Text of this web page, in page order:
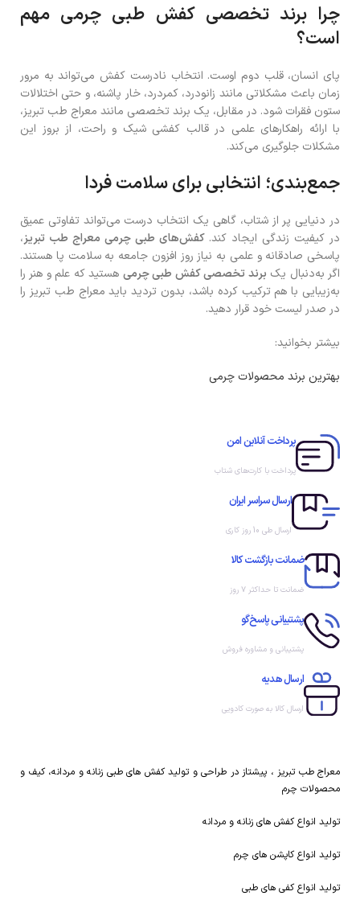
چرا برند تخصصی کفش طبی چرمی مهم
است؟
پای انسان، قلب دوم اوست. انتخاب نادرست کفش می‌تواند به مرور
زمان باعث مشکلاتی مانند زانودرد، کمردرد، خار پاشنه، و حتی اختلالات
ستون فقرات شود. در مقابل، یک برند تخصصی مانند معراج طب تبریز،
با ارائه راهکارهای علمی در قالب کفشی شیک و راحت، از بروز این
مشکلات جلوگیری می‌کند.
جمع‌بندی؛ انتخابی برای سلامت فردا
در دنیایی پر از شتاب، گاهی یک انتخاب درست می‌تواند تفاوتی عمیق
در کیفیت زندگی ایجاد کند.کفش‌های طبی چرمی معراج طب تبریز،
پاسخی صادقانه و علمی به نیاز روز افزون جامعه به سلامت پا هستند.
اگر به‌دنبال یک برند تخصصی کفش طبی چرمی هستید که علم و هنر را
به‌زیبایی با هم ترکیب کرده باشد، بدون تردید باید معراج طب تبریز را
در صدر لیست خود قرار دهید.
بیشتر بخوانید:
بهترین برند محصولات چرمی
پرداخت آنلاین امن
پرداخت با کارت‌های شتاب
ارسال سراسر ایران
ارسال طی 10 روز کاری
ضمانت بازگشت کالا
ضمانت تا حداکثر ۷ روز
پشتیبانی پاسخ‌گو
پشتیبانی و مشاوره فروش
ارسال هدیه
ارسال کالا به صورت کادویی
معراج طب تبریز ، پیشتاز در طراحی و تولید کفش های طبی زنانه و مردانه، کیف و
محصولات چرم
تولید انواع کفش های زنانه و مردانه
تولید انواع کاپشن های چرم
تولید انواع کفی های طبی